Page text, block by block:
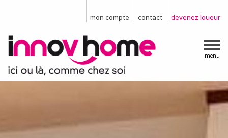
devenez loueur
contact
mon compte
menu